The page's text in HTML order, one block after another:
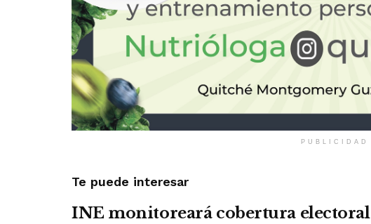
PUBLICIDAD
Te puede interesar
INE monitoreará cobertura electoral